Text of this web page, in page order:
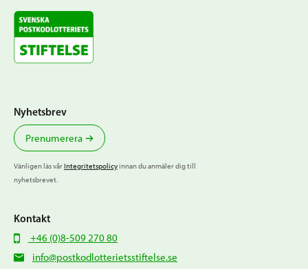
Nyhetsbrev
Prenumerera
Vänligen läs vårIntegritetspolicyinnan du anmäler dig till
nyhetsbrevet.
Kontakt
+46 (0)8-509 270 80
info@postkodlotterietsstiftelse.se